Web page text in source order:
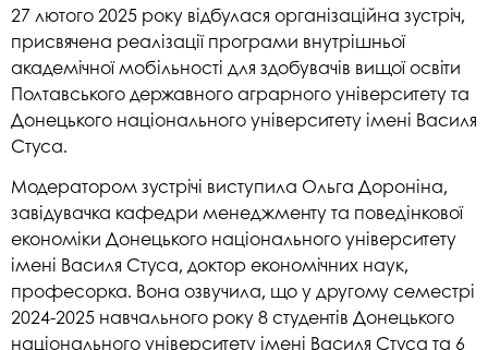
27 лютого 2025 року відбулася організаційна зустріч,
присвячена реалізації програми внутрішньої
академічної мобільності для здобувачів вищої освіти
Полтавського державного аграрного університету та
Донецького національного університету імені Василя
Стуса.
Модератором зустрічі виступила Ольга Дороніна,
завідувачка кафедри менеджменту та поведінкової
економіки Донецького національного університету
імені Василя Стуса, доктор економічних наук,
професорка. Вона озвучила, що у другому семестрі
2024-2025 навчального року 8 студентів Донецького
національного університету імені Василя Стуса та 6